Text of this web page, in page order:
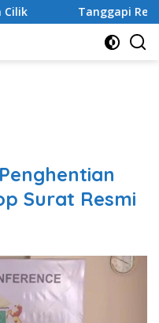
Tugu Peringatan,
Surat Resmi